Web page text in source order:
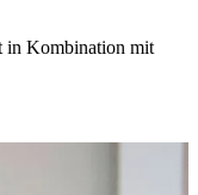
in Kombination mit